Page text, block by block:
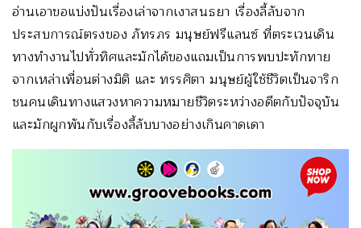
อ่านเอาขอแบ่งปันเรื่องเล่าจากเงาสนธยา เรื่องลี้ลับจาก
ประสบการณ์ตรงของ ภัทรภร มนุษย์ฟรีแลนซ์ ที่ตระเวนเดิน
ทางทำงานไปทั่วทิศและมักได้ของแถมเป็นการพบปะทักทาย
จากเหล่าเพื่อนต่างมิติ และ ทรรศิตา มนุษย์ผู้ใช้ชีวิตเป็นจาริก
ชนคนเดินทางแสวงหาความหมายชีวิตระหว่างอดีตกับปัจจุบัน
และมักผูกพันกับเรื่องลี้ลับบางอย่างเกินคาดเดา